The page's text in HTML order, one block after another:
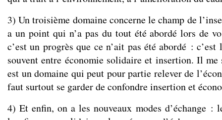
3) Un troisième domaine concerne le champ de
a un point qui n’a pas du tout été abordé lors de
c’est un progrès que ce n’ait pas été abordé :
souvent entre économie solidaire et insertion. Il me
est un domaine qui peut pour partie relever de
faut surtout se garder de confondre insertion et
4) Et enfin, on a les nouveaux modes d’échange :